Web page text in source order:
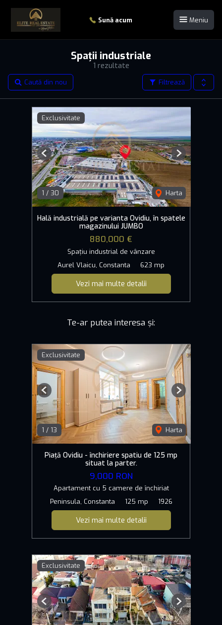
Sună acum Meniu
1 rezultate
Spații industriale
Filtrează
Caută din nou
Exclusivitate
1 / 30 Harta
Previous Next
Hală industrială pe varianta Ovidiu, în spatele
magazinului JUMBO
880,000 €
Spațiu industrial de vânzare
Aurel Vlaicu, Constanta
623 mp
Vezi mai multe detalii
Te-ar putea interesa și:
Exclusivitate
1 / 13 Harta
Previous Next
Piață Ovidiu - închiriere spatiu de 125 mp
situat la parter.
9,000 RON
Apartament cu 5 camere de închiriat
Peninsula, Constanta
125 mp 1926
Vezi mai multe detalii
Exclusivitate
Previous Next